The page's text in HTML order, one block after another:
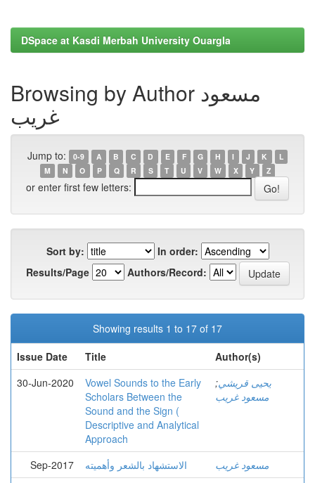
DSpace at Kasdi Merbah University Ouargla
Browsing by Author مسعود
غريب
Jump to: 0-9 A B C D E F G H I J K
L
M
N O P Q R S T U V W X Y Z
or enter first few letters:
Sort by:
In order:
Results/Page
Authors/Record:
Showing results 1 to 17 of 17
Issue Date
Title
Author(s)
30-Jun-2020
Vowel Sounds to the Early
Scholars Between the
Sound and the Sign (
Descriptive and Analytical
Approach
يحيى قريشي;
مسعود غريب
Sep-2017 الاستشهاد بالشعر وأهميته
مسعود غريب